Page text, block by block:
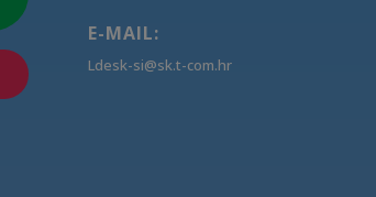
E-MAIL:
Ldesk-si@sk.t-com.hr